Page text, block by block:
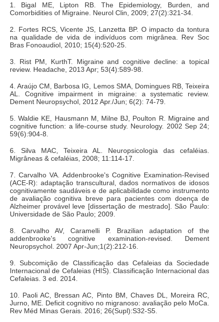
1. Bigal ME, Lipton RB. The Epidemiology, Burden, and
Comorbidities of Migraine. Neurol Clin, 2009; 27(2):321-34.
2. Fortes RCS, Vicente JS, Lanzetta BP. O impacto da tontura
na qualidade de vida de indivíduos com migrânea. Rev Soc
Bras Fonoaudiol, 2010; 15(4):520-25.
3. Rist PM, KurthT. Migraine and cognitive decline: a topical
review. Headache, 2013 Apr; 53(4):589-98.
4. Araújo CM, Barbosa IG, Lemos SMA, Domingues RB, Teixeira
AL. Cognitive impairment in migraine: a systematic review.
Dement Neuropsychol, 2012 Apr./Jun; 6(2): 74-79.
5. Waldie KE, Hausmann M, Milne BJ, Poulton R. Migraine and
cognitive function: a life-course study. Neurology. 2002 Sep 24;
59(6):904-8.
6. Silva MAC, Teixeira AL. Neuropsicologia das cefaléias.
Migrâneas & cefaléias, 2008; 11:114-17.
7. Carvalho VA. Addenbrooke's Cognitive Examination-Revised
(ACE-R): adaptação transcultural, dados normativos de idosos
cognitivamente saudáveis e de aplicabilidade como instrumento
de avaliação cognitiva breve para pacientes com doença de
Alzheimer provável leve [dissertação de mestrado]. São Paulo:
Universidade de São Paulo; 2009.
8. Carvalho AV, Caramelli P. Brazilian adaptation of the
addenbrooke's cognitive examination-revised. Dement
Neuropsychol. 2007 Apr-Jun;1(2):212-16.
9. Subcomição de Classificação das Cefaleias da Sociedade
Internacional de Cefaleias (HIS). Classificação Internacional das
Cefaleias. 3 ed. 2014.
10. Paoli AC, Bressan AC, Pinto BM, Chaves DL, Moreira RC,
Jurno, ME. Deficit cognitivo no migranoso: avaliação pelo MoCa.
Rev Méd Minas Gerais. 2016; 26(Supl):S32-S5.